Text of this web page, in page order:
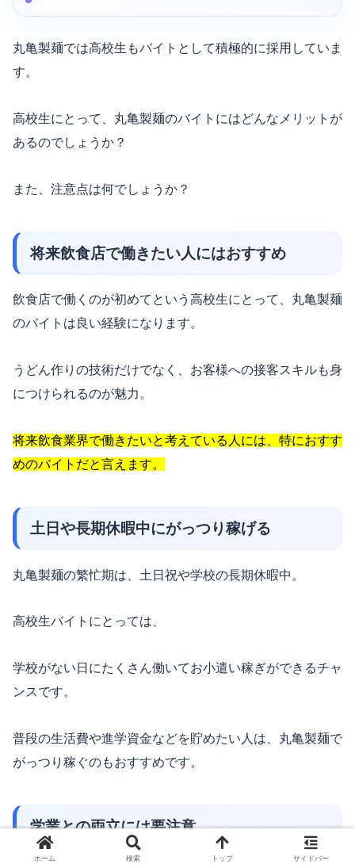
丸亀製麺では高校生もバイトとして積極的に採用していま
す。
高校生にとって、丸亀製麺のバイトにはどんなメリットが
あるのでしょうか？
また、注意点は何でしょうか？
将来飲食店で働きたい人にはおすすめ
飲食店で働くのが初めてという高校生にとって、丸亀製麺
のバイトは良い経験になります。
うどん作りの技術だけでなく、お客様への接客スキルも身
につけられるのが魅力。
将来飲食業界で働きたいと考えている人には、特におすす
めのバイトだと言えます。
土日や長期休暇中にがっつり稼げる
丸亀製麺の繁忙期は、土日祝や学校の長期休暇中。
高校生バイトにとっては、
学校がない日にたくさん働いてお小遣い稼ぎができるチャ
ンスです。
普段の生活費や進学資金などを貯めたい人は、丸亀製麺で
がっつり稼ぐのもおすすめです。
学業との両立には要注意
ホーム 検索 トップ サイドバー